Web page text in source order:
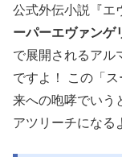
公式外伝小説『エ
ーパーエヴァンゲ
で展開されるアル
ですよ！ この「
来への咆哮でいう
アツリーチになる